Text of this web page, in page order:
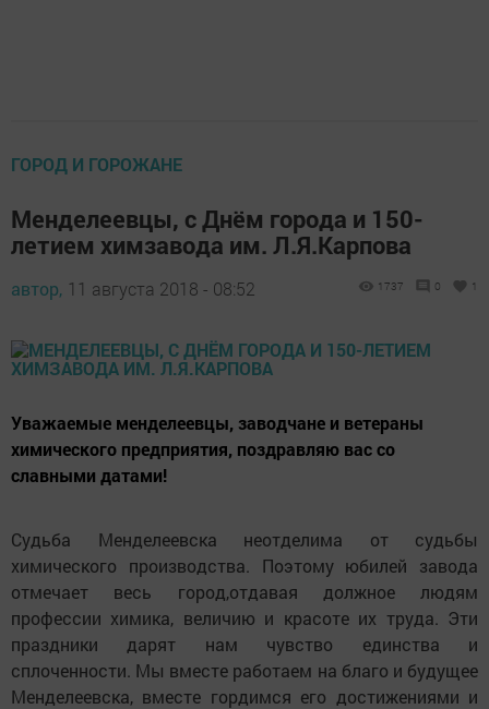
ГОРОД И ГОРОЖАНЕ
Менделеевцы, с Днём города и 150-
летием химзавода им. Л.Я.Карпова
автор, 11 августа 2018 - 08:52 1737 0 1
Уважаемые менделеевцы, заводчане и ветераны
химического предприятия, поздравляю вас со
славными датами!
Судьба Менделеевска неотделима от судьбы
химического производства. Поэтому юбилей завода
отмечает весь город,отдавая должное людям
профессии химика, величию и красоте их труда. Эти
праздники дарят нам чувство единства и
сплоченности. Мы вместе работаем на благо и будущее
Менделеевска, вместе гордимся его достижениями и